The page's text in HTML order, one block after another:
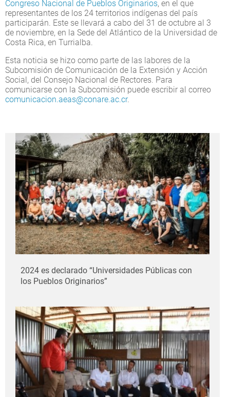
Congreso Nacional de Pueblos Originarios, en el que
representantes de los 24 territorios indígenas del país
participarán. Este se llevará a cabo del 31 de octubre al 3
de noviembre, en la Sede del Atlántico de la Universidad de
Costa Rica, en Turrialba.
Esta noticia se hizo como parte de las labores de la
Subcomisión de Comunicación de la Extensión y Acción
Social, del Consejo Nacional de Rectores. Para
comunicarse con la Subcomisión puede escribir al correo
comunicacion.aeas@conare.ac.cr.
2024 es declarado “Universidades Públicas con
los Pueblos Originarios”